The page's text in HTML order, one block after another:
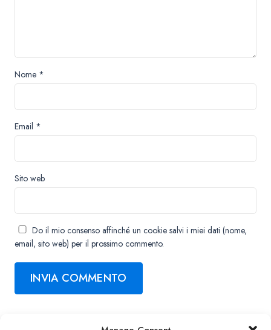
Nome *
Email *
Sito web
Do il mio consenso affinché un cookie salvi i miei dati (nome,
email, sito web) per il prossimo commento.